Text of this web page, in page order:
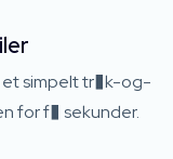
simpelt tr�k-og-
for f� sekunder.